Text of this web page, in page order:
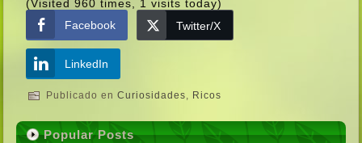
(Visited 960 times, 1 visits today)
Facebook
Twitter/X
LinkedIn
Publicado en Curiosidades Ricos
Popular Posts